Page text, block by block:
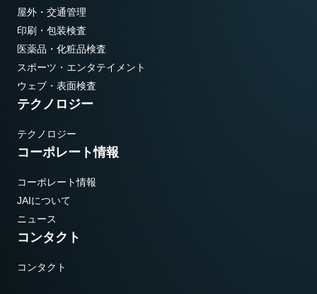
屋外・交通管理
印刷・包装検査
医薬品・化粧品検査
スポーツ・エンタテイメント
ウェブ・表面検査
テクノロジー
テクノロジー
コーポレート情報
コーポレート情報
JAIについて
ニュース
コンタクト
コンタクト